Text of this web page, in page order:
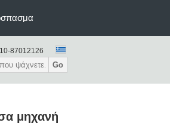
87012126
Go
μηχανή